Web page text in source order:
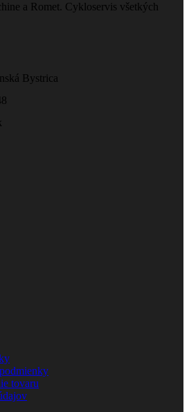
a Romet. Cykloservis všetkých
Bystrica
tovaru